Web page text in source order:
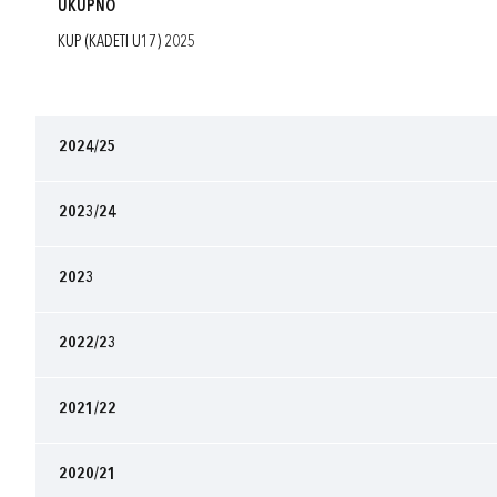
UKUPNO
KUP (KADETI U17) 2025
2024/25
2023/24
2023
2022/23
2021/22
2020/21